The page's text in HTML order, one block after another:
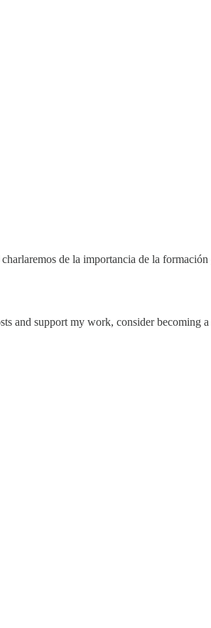
de la importancia de la
and support my work, consider becoming